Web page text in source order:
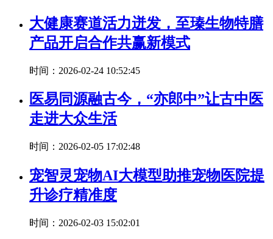
大健康赛道活力迸发，至瑧生物特膳
产品开启合作共赢新模式
时间：2026-02-24 10:52:45
医易同源融古今，“亦郎中”让古中医
走进大众生活
时间：2026-02-05 17:02:48
宠智灵宠物AI大模型助推宠物医院提
升诊疗精准度
时间：2026-02-03 15:02:01